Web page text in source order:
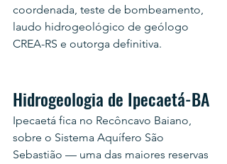
coordenada, teste de bombeamento,
laudo hidrogeológico de geólogo
CREA-RS e outorga definitiva.
Hidrogeologia de Ipecaetá-BA
Ipecaetá fica no Recôncavo Baiano,
sobre o Sistema Aquífero São
Sebastião — uma das maiores reservas